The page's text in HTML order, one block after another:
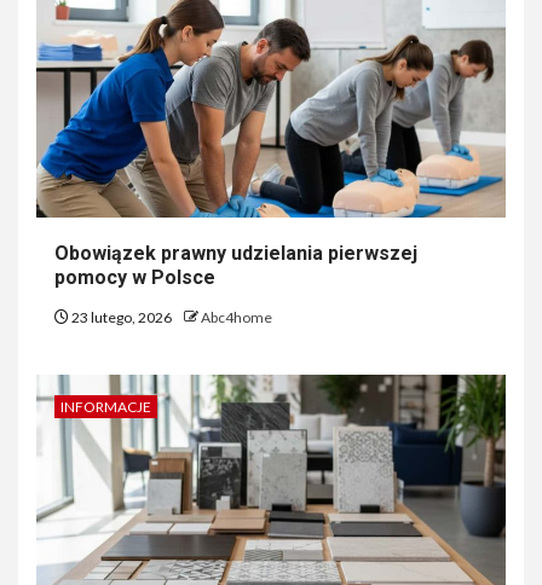
Obowiązek prawny udzielania pierwszej
pomocy w Polsce
23 lutego, 2026 Abc4home
INFORMACJE